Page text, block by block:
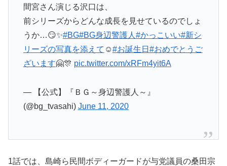
間宮さん演じる沢口は、
前シリーズからどんな成長を見せているのでしょ
うか…😏✨#BG#BG身辺警護人#かっこいい#新シ
リーズの写真を添えて ☺️#お誕生日 #おめでとうご
ざいます🤗🎊 pic.twitter.com/xRFm4yit6A
— 【公式】『ＢＧ～身辺警護人～』
(@bg_tvasahi) June 11, 2020
1話では、島崎ら民間ボディーガードが与党議員の桑田宗